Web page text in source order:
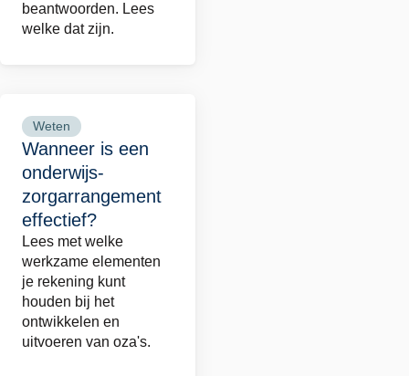
beantwoorden. Lees
welke dat zijn.
Wanneer is een
onderwijs-
zorgarrangement
effectief?
Weten
Lees met welke
werkzame elementen
je rekening kunt
houden bij het
ontwikkelen en
uitvoeren van oza's.
Lees
meer
over
Wanneer
is
een
onderwijs-
zorgarrangement
effectief?